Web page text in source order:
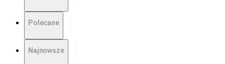
Polecane
Najnowsze